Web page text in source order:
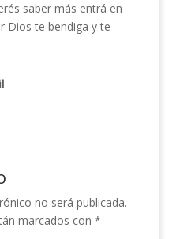
saber más entrá en
Dios te bendiga y te
no será publicada.
marcados con *